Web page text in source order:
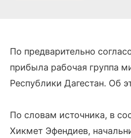
По предварительно
прибыла рабочая группа
Республики Дагестан. Об
По словам источника, в
Хикмет Эфендиев,